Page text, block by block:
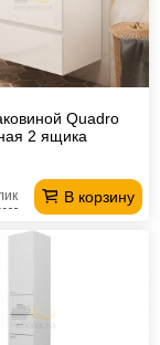
Quadro
2 ящика
В корзину